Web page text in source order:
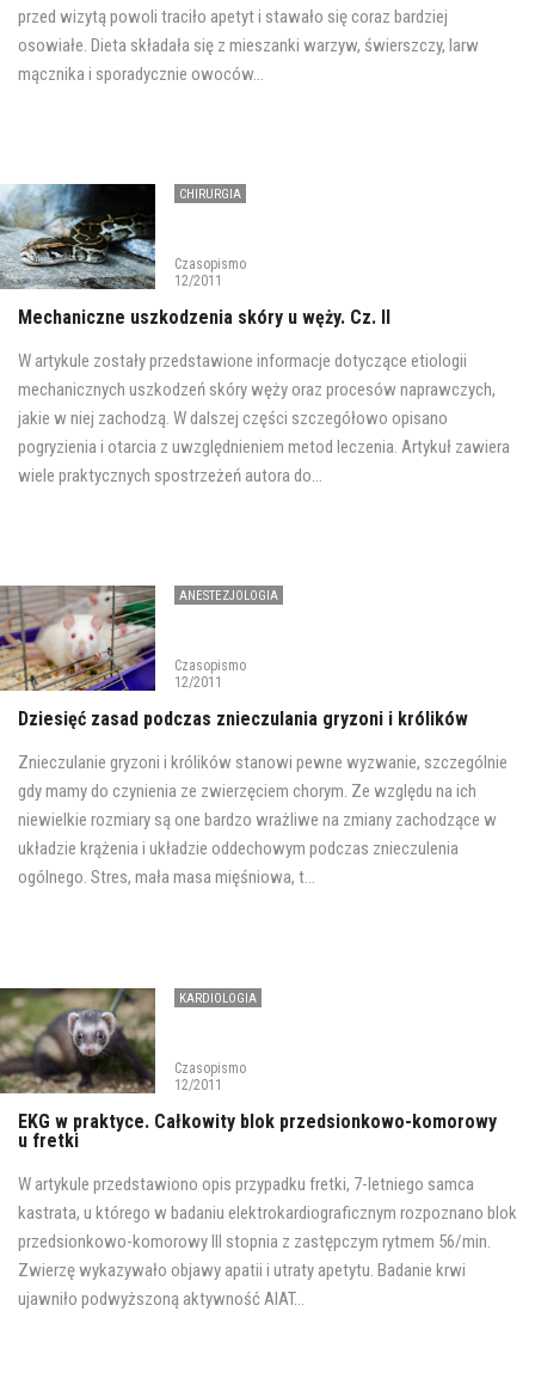
przed wizytą powoli traciło apetyt i stawało się coraz bardziej
osowiałe. Dieta składała się z mieszanki warzyw, świerszczy, larw
mącznika i sporadycznie owoców...
CHIRURGIA
Czasopismo
12/2011
Mechaniczne uszkodzenia skóry u węży. Cz. II
W artykule zostały przedstawione informacje dotyczące etiologii
mechanicznych uszkodzeń skóry węży oraz procesów naprawczych,
jakie w niej zachodzą. W dalszej części szczegółowo opisano
pogryzienia i otarcia z uwzględnieniem metod leczenia. Artykuł zawiera
wiele praktycznych spostrzeżeń autora do...
ANESTEZJOLOGIA
Czasopismo
12/2011
Dziesięć zasad podczas znieczulania gryzoni i królików
Znieczulanie gryzoni i królików stanowi pewne wyzwanie, szczególnie
gdy mamy do czynienia ze zwierzęciem chorym. Ze względu na ich
niewielkie rozmiary są one bardzo wrażliwe na zmiany zachodzące w
układzie krążenia i układzie oddechowym podczas znieczulenia
ogólnego. Stres, mała masa mięśniowa, t...
KARDIOLOGIA
Czasopismo
12/2011
EKG w praktyce. Całkowity blok przedsionkowo-komorowy
u fretki
W artykule przedstawiono opis przypadku fretki, 7-letniego samca
kastrata, u którego w badaniu elektrokardiograficznym rozpoznano blok
przedsionkowo-komorowy III stopnia z zastępczym rytmem 56/min.
Zwierzę wykazywało objawy apatii i utraty apetytu. Badanie krwi
ujawniło podwyższoną aktywność AlAT...